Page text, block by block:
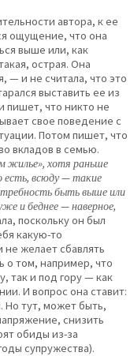
автора, к ее
ощущение, что она
выше или, как
острая. Она
— и не считала, что это
выставить ее из
пишет, что никто не
свое поведение с
Потом пишет, что
вкладов в семью.
жилье», хотя раньше
есть, всюду — такие
быть выше или
и беднее — наверное,
поскольку он был
какую-то
желает сбавлять
о том, например, что
так и под гору — как
И вопрос она ставит:
Но тут, может быть,
снизить
обиды из-за
супружества).